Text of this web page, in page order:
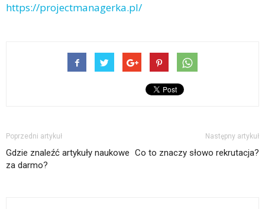
https://projectmanagerka.pl/
Poprzedni artykuł
Gdzie znaleźć artykuły naukowe
za darmo?
Następny artykuł
Co to znaczy słowo rekrutacja?